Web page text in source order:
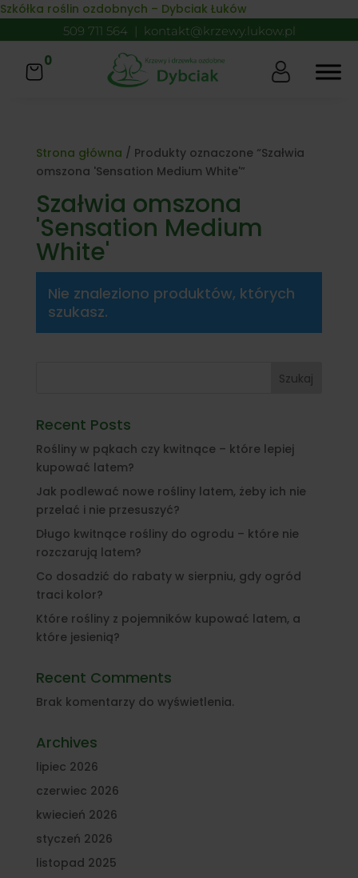
Skip to content
Szkółka roślin ozdobnych – Dybciak Łuków
509 711 564 | kontakt@krzewy.lukow.pl
0
Strona główna / Produkty oznaczone “Szałwia
omszona 'Sensation Medium White'”
Szałwia omszona
'Sensation Medium
White'
Nie znaleziono produktów, których
szukasz.
Szukaj
Recent Posts
Rośliny w pąkach czy kwitnące – które lepiej
kupować latem?
Jak podlewać nowe rośliny latem, żeby ich nie
przelać i nie przesuszyć?
Długo kwitnące rośliny do ogrodu – które nie
rozczarują latem?
Co dosadzić do rabaty w sierpniu, gdy ogród
traci kolor?
Które rośliny z pojemników kupować latem, a
które jesienią?
Recent Comments
Brak komentarzy do wyświetlenia.
Archives
lipiec 2026
czerwiec 2026
kwiecień 2026
styczeń 2026
listopad 2025